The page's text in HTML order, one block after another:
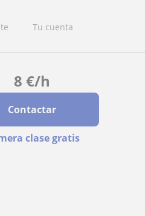
Tu cuenta
8 €/h
Contactar
clase gratis